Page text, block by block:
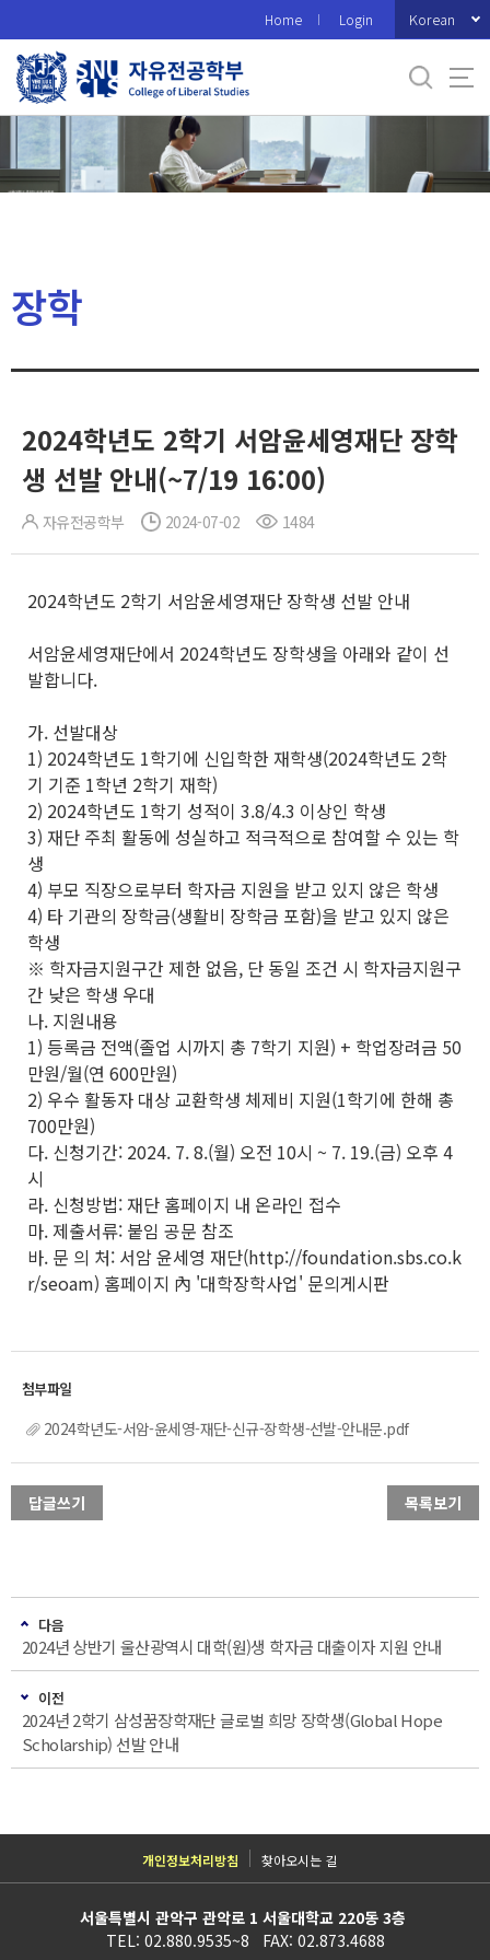
로
메
Home Login Korean
장학
2024학년도 2학기 서암윤세영재단 장학
생 선발 안내(~7/19 16:00)
자유전공학부 2024-07-02 1484
2024학년도 2학기 서암윤세영재단 장학생 선발 안내
서암윤세영재단에서 2024학년도 장학생을 아래와 같이 선
발합니다.
가. 선발대상
1) 2024학년도 1학기에 신입학한 재학생(2024학년도 2학
기 기준 1학년 2학기 재학)
2) 2024학년도 1학기 성적이 3.8/4.3 이상인 학생
3) 재단 주최 활동에 성실하고 적극적으로 참여할 수 있는 학
생
4) 부모 직장으로부터 학자금 지원을 받고 있지 않은 학생
4) 타 기관의 장학금(생활비 장학금 포함)을 받고 있지 않은
학생
※ 학자금지원구간 제한 없음, 단 동일 조건 시 학자금지원구
간 낮은 학생 우대
나. 지원내용
1) 등록금 전액(졸업 시까지 총 7학기 지원) + 학업장려금 50
만원/월(연 600만원)
2) 우수 활동자 대상 교환학생 체제비 지원(1학기에 한해 총
700만원)
다. 신청기간: 2024. 7. 8.(월) 오전 10시 ~ 7. 19.(금) 오후 4
시
라. 신청방법: 재단 홈페이지 내 온라인 접수
마. 제출서류: 붙임 공문 참조
바. 문 의 처: 서암 윤세영 재단(http://foundation.sbs.co.k
r/seoam) 홈페이지 內 '대학장학사업' 문의게시판
2024학년도-서암-윤세영-재단-신규-장학생-선발-안내문.pdf
답글쓰기 목록보기
다음
2024년 상반기 울산광역시 대학(원)생 학자금 대출이자 지원 안내
이전
2024년 2학기 삼성꿈장학재단 글로벌 희망 장학생(Global Hope
Scholarship) 선발 안내
개인정보처리방침 찾아오시는 길
서울특별시 관악구 관악로 1 서울대학교 220동 3층
TEL: 02.880.9535~8 FAX: 02.873.4688